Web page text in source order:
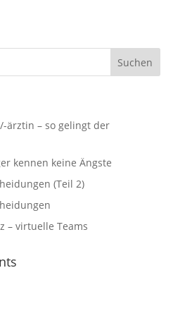
ärztin – so gelingt der
kennen keine Ängste
(Teil 2)
– virtuelle Teams